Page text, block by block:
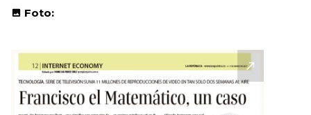
Foto: